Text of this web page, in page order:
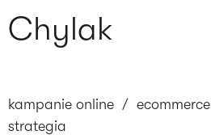
Chylak
kampanie online / ecommerce
strategia